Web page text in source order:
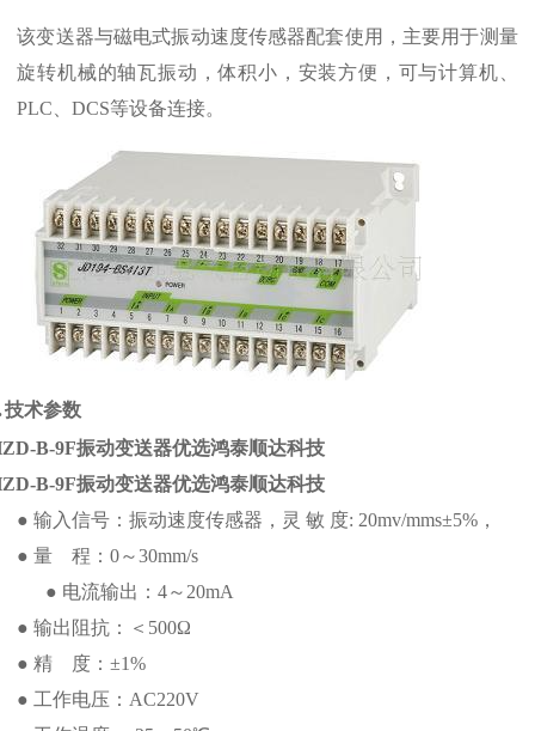
该变送器与磁电式振动速度传感器配套使用，主要用于测量
旋转机械的轴瓦振动，体积小，安装方便，可与计算机、
PLC、DCS等设备连接。
技术参数
B-9F振动变送器优选鸿泰顺达科技
B-9F振动变送器优选鸿泰顺达科技
● 输入信号：振动速度传感器，灵 敏 度: 20mv/mms±5%，
● 量 程：0～30mm/s
● 电流输出：4～20mA
● 输出阻抗：＜500Ω
● 精 度：±1%
● 工作电压：AC220V